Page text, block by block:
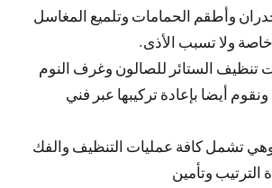
وأطقم الحمامات وتلميع المغاسل
خاصة ولا تسبب الأذى.
تنظيف الستائر للصالون وغرف النوم
أيضا بإعادة تركيبها عبر فني
وهي تشمل كافة عمليات التنظيف والفك
الترتيب وتأمين